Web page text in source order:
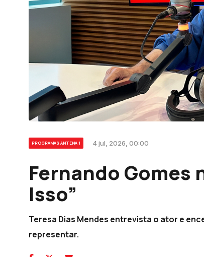
PROGRAMAS ANTENA 1 4 jul, 2026, 00:00
Fernando Gomes
Isso”
Teresa Dias Mendes entrevista o ator e
representar.